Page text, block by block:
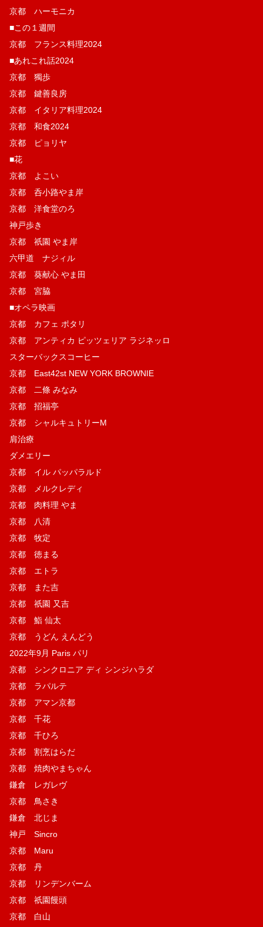
京都 ハーモニカ
■この１週間
京都 フランス料理2024
■あれこれ話2024
京都 獨歩
京都 鍵善良房
京都 イタリア料理2024
京都 和食2024
京都 ピョリヤ
■花
京都 よこい
京都 呑小路やま岸
京都 洋食堂のろ
神戸歩き
京都 祇園 やま岸
六甲道 ナジィル
京都 葵献心 やま田
京都 宮脇
■オペラ映画
京都 カフェ ポタリ
京都 アンティカ ピッツェリア ラジネッロ
スターバックスコーヒー
京都 East42st NEW YORK BROWNIE
京都 二條 みなみ
京都 招福亭
京都 シャルキュトリーM
肩治療
ダメエリー
京都 イル パッパラルド
京都 メルクレディ
京都 肉料理 やま
京都 八清
京都 牧定
京都 徳まる
京都 エトラ
京都 また吉
京都 祇園 又吉
京都 鮨 仙太
京都 うどん えんどう
2022年9月 Paris パリ
京都 シンクロニア ディ シンジハラダ
京都 ラパルテ
京都 アマン京都
京都 千花
京都 千ひろ
京都 割烹はらだ
京都 焼肉やまちゃん
鎌倉 レガレヴ
京都 鳥さき
鎌倉 北じま
神戸 Sincro
京都 Maru
京都 丹
京都 リンデンバーム
京都 祇園饅頭
京都 白山